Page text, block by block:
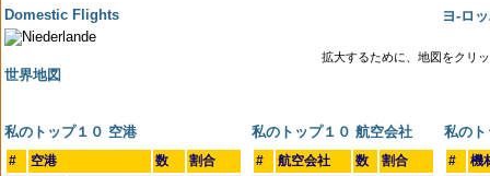
Domestic Flights ヨ-ロ
拡大するために、地図をクリ
世界地図
私のトップ１０ 空港
# 空港 数 割合
私のトップ１０ 航空会社
# 航空会社 数 割合
私の
# 機